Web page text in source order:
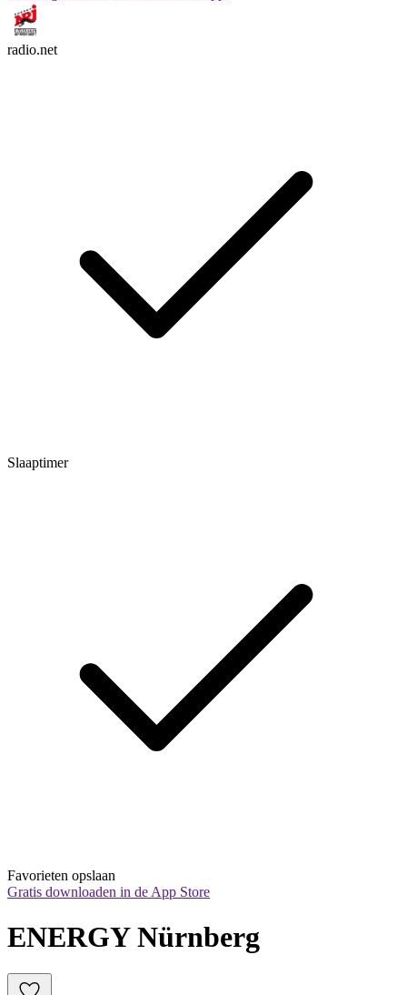
radio.net
Slaaptimer
Favorieten opslaan
Gratis downloaden in de App Store
ENERGY Nürnberg